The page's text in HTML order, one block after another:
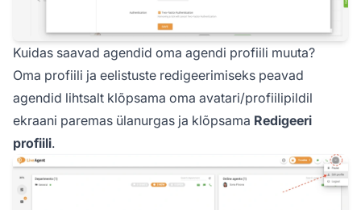
Kuidas saavad agendid oma agendi profiili muuta?
Oma profiili ja eelistuste redigeerimiseks peavad
agendid lihtsalt klõpsama oma avatari/profiilipildil
ekraani paremas ülanurgas ja klõpsama Redigeeri
profiili.